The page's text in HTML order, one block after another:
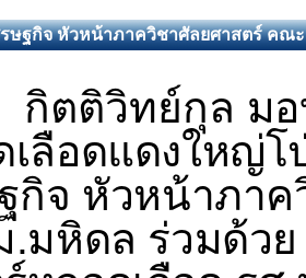
รษฐกิจ หัวหน้าภาควิชาศัลยศาสตร์ ค
ตติวิทย์กุล ม
ลือดแดงใหญ่โ
ฐกิจ หัวหน้าภ
.มหิดล ร่วมด้ว